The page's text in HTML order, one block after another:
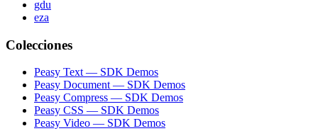
gdu
eza
Colecciones
Peasy Text — SDK Demos
Peasy Document — SDK Demos
Peasy Compress — SDK Demos
Peasy CSS — SDK Demos
Peasy Video — SDK Demos